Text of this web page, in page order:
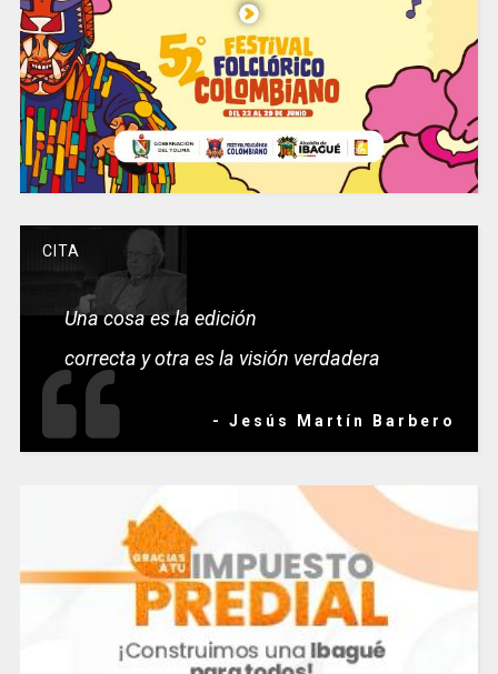
CITA
Una cosa es la edición
correcta y otra es la visión verdadera
- Jesús Martín Barbero